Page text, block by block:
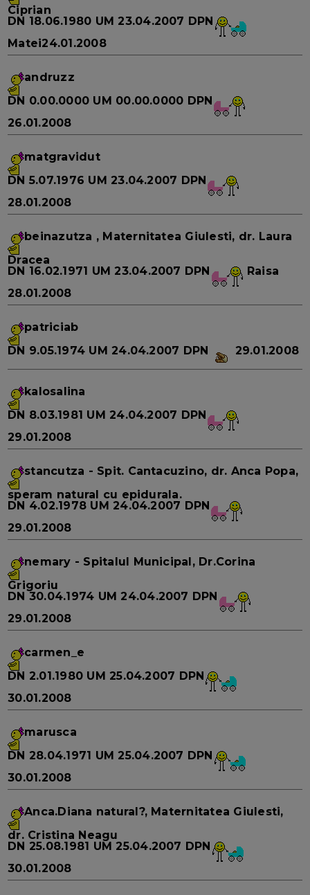
Ciprian
DN 18.06.1980 UM 23.04.2007 DPN
Matei24.01.2008
andruzz
DN 0.00.0000 UM 00.00.0000 DPN
26.01.2008
matgravidut
DN 5.07.1976 UM 23.04.2007 DPN
28.01.2008
beinazutza , Maternitatea Giulesti, dr. Laura
Dracea
DN 16.02.1971 UM 23.04.2007 DPN
Raisa
28.01.2008
patriciab
DN 9.05.1974 UM 24.04.2007 DPN 29.01.2008
kalosalina
DN 8.03.1981 UM 24.04.2007 DPN
29.01.2008
stancutza - Spit. Cantacuzino, dr. Anca Popa,
speram natural cu epidurala.
DN 4.02.1978 UM 24.04.2007 DPN
29.01.2008
nemary - Spitalul Municipal, Dr.Corina
Grigoriu
DN 30.04.1974 UM 24.04.2007 DPN
29.01.2008
carmen_e
DN 2.01.1980 UM 25.04.2007 DPN
30.01.2008
marusca
DN 28.04.1971 UM 25.04.2007 DPN
30.01.2008
Anca.Diana natural?, Maternitatea Giulesti,
dr. Cristina Neagu
DN 25.08.1981 UM 25.04.2007 DPN
30.01.2008